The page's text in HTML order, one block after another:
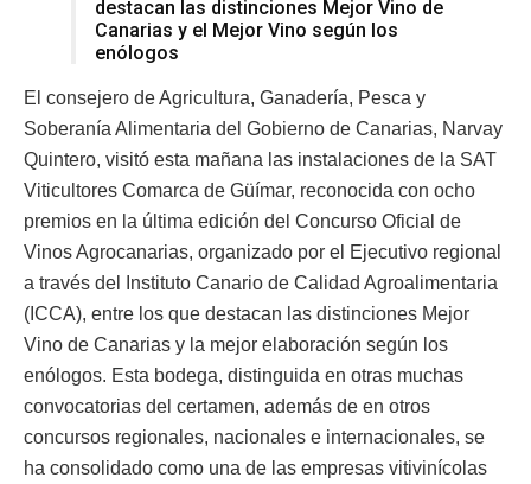
destacan las distinciones Mejor Vino de
Canarias y el Mejor Vino según los
enólogos
El consejero de Agricultura, Ganadería, Pesca y
Soberanía Alimentaria del Gobierno de Canarias, Narvay
Quintero, visitó esta mañana las instalaciones de la SAT
Viticultores Comarca de Güímar, reconocida con ocho
premios en la última edición del Concurso Oficial de
Vinos Agrocanarias, organizado por el Ejecutivo regional
a través del Instituto Canario de Calidad Agroalimentaria
(ICCA), entre los que destacan las distinciones Mejor
Vino de Canarias y la mejor elaboración según los
enólogos. Esta bodega, distinguida en otras muchas
convocatorias del certamen, además de en otros
concursos regionales, nacionales e internacionales, se
ha consolidado como una de las empresas vitivinícolas